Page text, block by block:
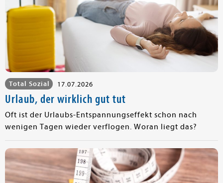
Total Sozial 17.07.2026
Urlaub, der wirklich gut tut
Oft ist der Urlaubs-Entspannungseffekt schon nach
wenigen Tagen wieder verflogen. Woran liegt das?